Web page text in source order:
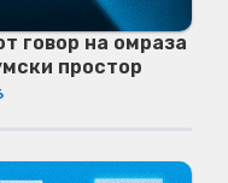
говор на омраза
простор